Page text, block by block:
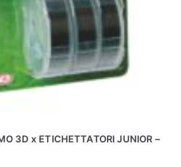
3D x ETICHETTATORI JUNIOR –